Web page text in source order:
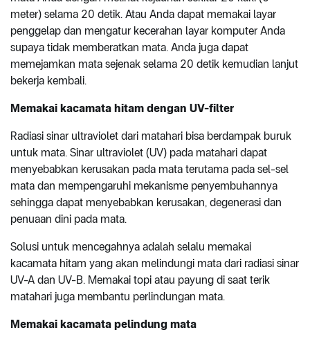
meter) selama 20 detik. Atau Anda dapat memakai layar
penggelap dan mengatur kecerahan layar komputer Anda
supaya tidak memberatkan mata. Anda juga dapat
memejamkan mata sejenak selama 20 detik kemudian lanjut
bekerja kembali.
Memakai kacamata hitam dengan UV-filter
Radiasi sinar ultraviolet dari matahari bisa berdampak buruk
untuk mata. Sinar ultraviolet (UV) pada matahari dapat
menyebabkan kerusakan pada mata terutama pada sel-sel
mata dan mempengaruhi mekanisme penyembuhannya
sehingga dapat menyebabkan kerusakan, degenerasi dan
penuaan dini pada mata.
Solusi untuk mencegahnya adalah selalu memakai
kacamata hitam yang akan melindungi mata dari radiasi sinar
UV-A dan UV-B. Memakai topi atau payung di saat terik
matahari juga membantu perlindungan mata.
Memakai kacamata pelindung mata